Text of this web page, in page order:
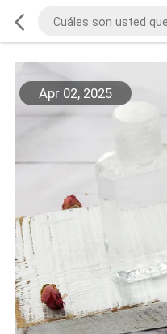
Apr 02, 2025